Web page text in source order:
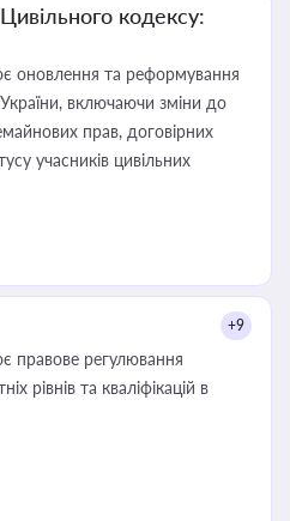
кодексу:
оновлення та реформування
включаючи зміни до
прав, договірних
учасників цивільних
+9
правове регулювання
рівнів та кваліфікацій в